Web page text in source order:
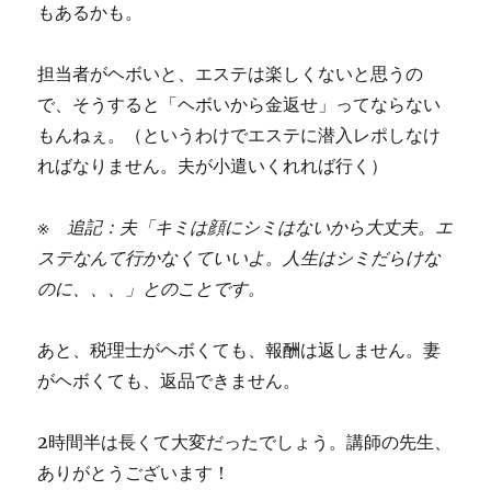
もあるかも。
担当者がヘボいと、エステは楽しくないと思うの
で、そうすると「ヘボいから金返せ」ってならない
もんねぇ。（というわけでエステに潜入レポしなけ
ればなりません。夫が小遣いくれれば行く）
※ 追記：夫「キミは顔にシミはないから大丈夫。エ
ステなんて行かなくていいよ。人生はシミだらけな
のに、、、」とのことです。
あと、税理士がヘボくても、報酬は返しません。妻
がヘボくても、返品できません。
2時間半は長くて大変だったでしょう。講師の先生、
ありがとうございます！